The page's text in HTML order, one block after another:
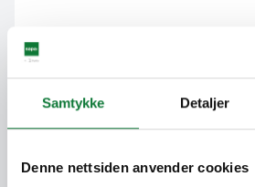
Samtykke Detaljer
Denne nettsiden anvender cookies